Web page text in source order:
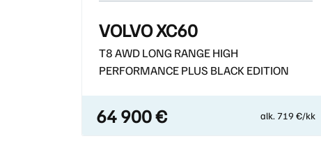
VOLVO XC60
T8 AWD LONG RANGE HIGH
PERFORMANCE PLUS BLACK EDITION
64 900 € alk. 719 €/kk